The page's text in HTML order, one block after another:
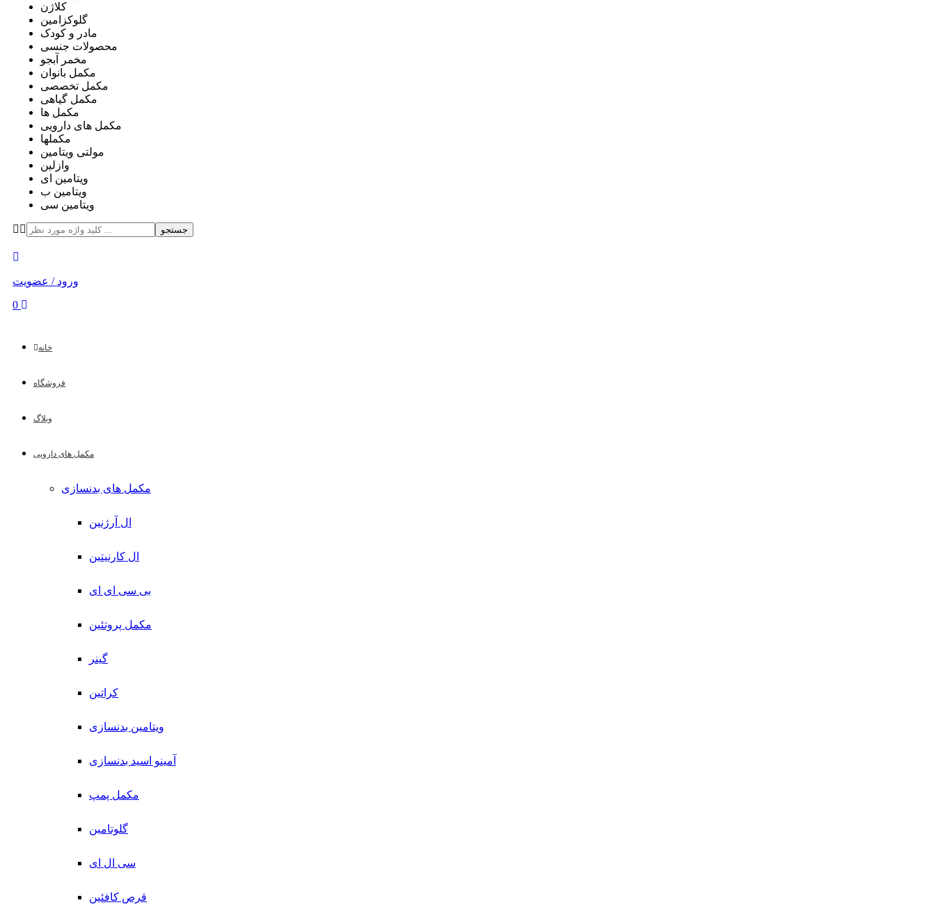
کلاژن
گلوکزامین
مادر و کودک
محصولات جنسی
مخمر آبجو
مکمل بانوان
مکمل تخصصی
مکمل گیاهی
مکمل ها
مکمل های دارویی
مکملها
مولتی ویتامین
وازلین
ویتامین ای
ویتامین ب
ویتامین سی
جستجو
ورود / عضویت
0
خانه
فروشگاه
وبلاگ
مکمل های دارویی
مکمل های بدنسازی
ال آرژنین
ال کارنیتین
بی سی ای ای
مکمل پروتئین
گینر
کراتین
ویتامین بدنسازی
آمینو اسید بدنسازی
مکمل پمپ
گلوتامین
سی ال ای
قرص کافئین